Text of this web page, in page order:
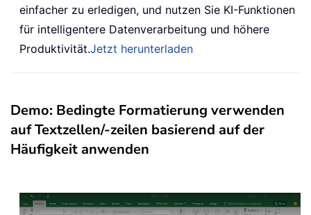
einfacher zu erledigen, und nutzen Sie KI-Funktionen
für intelligentere Datenverarbeitung und höhere
Produktivität.Jetzt herunterladen
Demo: Bedingte Formatierung verwenden
auf Textzellen/-zeilen basierend auf der
Häufigkeit anwenden